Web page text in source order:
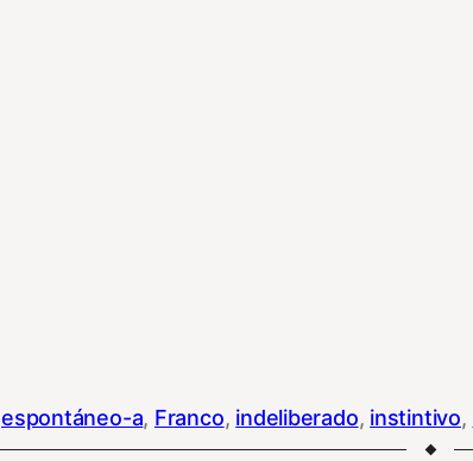
espontáneo-a, Franco, indeliberado, instintivo,